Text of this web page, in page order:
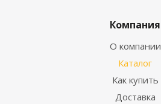
Компания
О компании
Каталог
Как купить
Доставка